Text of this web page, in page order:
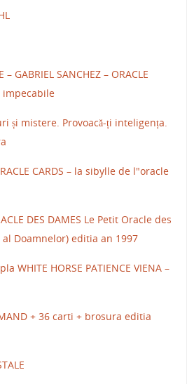
GABRIEL SANCHEZ – ORACLE
impecabile
și mistere. Provoacă-ți inteligența.
CARDS – la sibylle de l"oracle
DES DAMES Le Petit Oracle des
Doamnelor) editia an 1997
WHITE HORSE PATIENCE VIENA –
+ 36 carti + brosura editia